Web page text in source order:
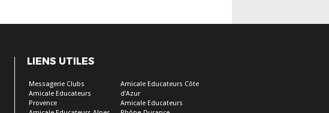
LIENS UTILES
Messagerie Clubs
Amicale Educateurs
Provence
Amicale Educateurs Côte
d’Azur
Amicale Educateurs